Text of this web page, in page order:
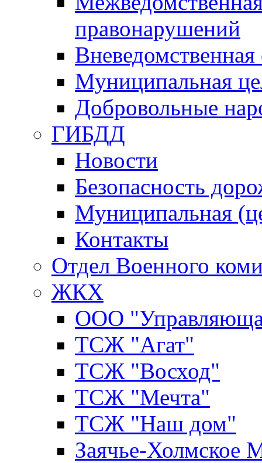
правонарушений
Вневедомственная
Муниципальная
Добровольные
ГИБДД
Новости
Безопасность
Муниципальная
Контакты
Отдел Военного
ЖКХ
ООО
ТСЖ "Агат"
ТСЖ "Восход"
ТСЖ "Мечта"
ТСЖ "Наш дом"
Заячье-